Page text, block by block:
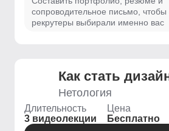
сопроводительное письмо, чтобы
рекрутеры выбирали именно вас
Как стать
Нетология
Длительность
3 видеолекции
Цена
Бесплатно